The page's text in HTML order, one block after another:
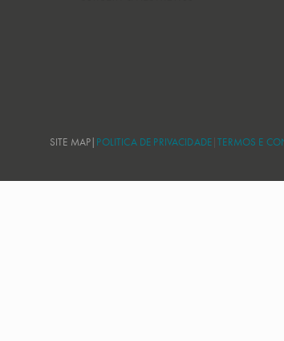
SITE MAP| POLITICA DE PRIVACIDADE |TERMOS E